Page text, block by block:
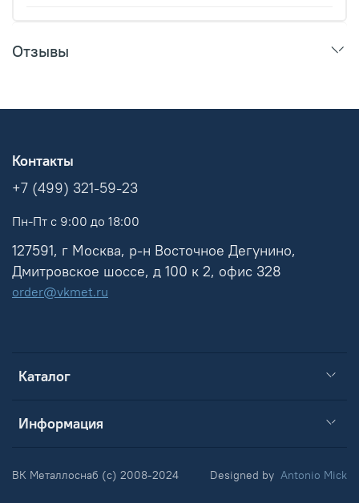
Отзывы
Каталог
Информация
Контакты
+7 (499) 321-59-23
Пн-Пт с 9:00 до 18:00
127591, г Москва, р-н Восточное Дегунино,
Дмитровское шоссе, д 100 к 2, офис 328
order@vkmet.ru
ВК Металлоснаб (c) 2008-2024 Designed by Antonio Mick